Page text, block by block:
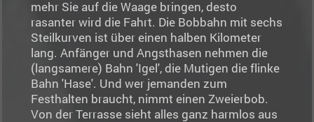
mehr Sie auf die Waage bringen, desto
rasanter wird die Fahrt. Die Bobbahn mit sechs
Steilkurven ist über einen halben Kilometer
lang. Anfänger und Angsthasen nehmen die
(langsamere) Bahn 'Igel', die Mutigen die flinke
Bahn 'Hase'. Und wer jemanden zum
Festhalten braucht, nimmt einen Zweierbob.
Von der Terrasse sieht alles ganz harmlos aus